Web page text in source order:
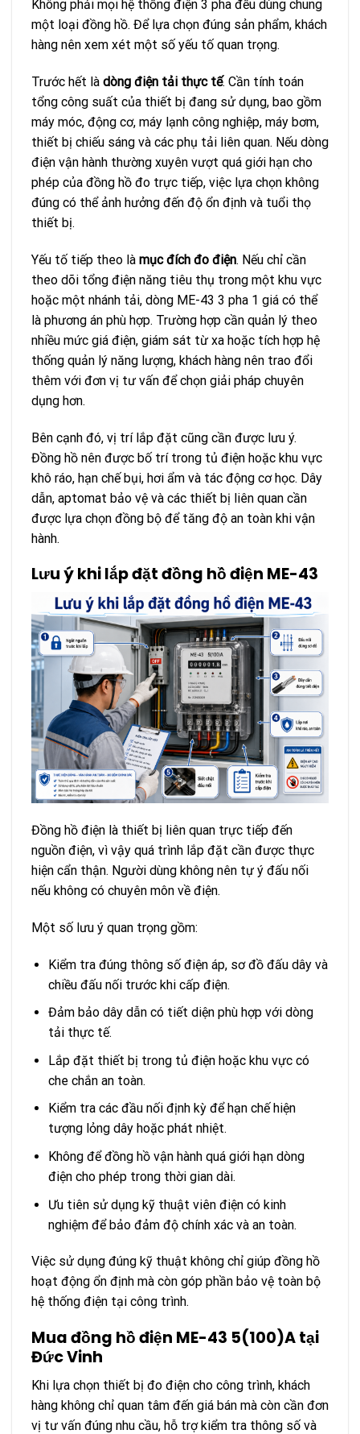
Không phải mọi hệ thống điện 3 pha đều dùng chung
một loại đồng hồ. Để lựa chọn đúng sản phẩm, khách
hàng nên xem xét một số yếu tố quan trọng.
Trước hết là dòng điện tải thực tế. Cần tính toán
tổng công suất của thiết bị đang sử dụng, bao gồm
máy móc, động cơ, máy lạnh công nghiệp, máy bơm,
thiết bị chiếu sáng và các phụ tải liên quan. Nếu dòng
điện vận hành thường xuyên vượt quá giới hạn cho
phép của đồng hồ đo trực tiếp, việc lựa chọn không
đúng có thể ảnh hưởng đến độ ổn định và tuổi thọ
thiết bị.
Yếu tố tiếp theo là mục đích đo điện. Nếu chỉ cần
theo dõi tổng điện năng tiêu thụ trong một khu vực
hoặc một nhánh tải, dòng ME-43 3 pha 1 giá có thể
là phương án phù hợp. Trường hợp cần quản lý theo
nhiều mức giá điện, giám sát từ xa hoặc tích hợp hệ
thống quản lý năng lượng, khách hàng nên trao đổi
thêm với đơn vị tư vấn để chọn giải pháp chuyên
dụng hơn.
Bên cạnh đó, vị trí lắp đặt cũng cần được lưu ý.
Đồng hồ nên được bố trí trong tủ điện hoặc khu vực
khô ráo, hạn chế bụi, hơi ẩm và tác động cơ học. Dây
dẫn, aptomat bảo vệ và các thiết bị liên quan cần
được lựa chọn đồng bộ để tăng độ an toàn khi vận
hành.
Lưu ý khi lắp đặt đồng hồ điện ME-43
Đồng hồ điện là thiết bị liên quan trực tiếp đến
nguồn điện, vì vậy quá trình lắp đặt cần được thực
hiện cẩn thận. Người dùng không nên tự ý đấu nối
nếu không có chuyên môn về điện.
Một số lưu ý quan trọng gồm:
Kiểm tra đúng thông số điện áp, sơ đồ đấu dây và
chiều đấu nối trước khi cấp điện.
Đảm bảo dây dẫn có tiết diện phù hợp với dòng
tải thực tế.
Lắp đặt thiết bị trong tủ điện hoặc khu vực có
che chắn an toàn.
Kiểm tra các đầu nối định kỳ để hạn chế hiện
tượng lỏng dây hoặc phát nhiệt.
Không để đồng hồ vận hành quá giới hạn dòng
điện cho phép trong thời gian dài.
Ưu tiên sử dụng kỹ thuật viên điện có kinh
nghiệm để bảo đảm độ chính xác và an toàn.
Việc sử dụng đúng kỹ thuật không chỉ giúp đồng hồ
hoạt động ổn định mà còn góp phần bảo vệ toàn bộ
hệ thống điện tại công trình.
Mua đồng hồ điện ME-43 5(100)A tại
Đức Vinh
Khi lựa chọn thiết bị đo điện cho công trình, khách
hàng không chỉ quan tâm đến giá bán mà còn cần đơn
vị tư vấn đúng nhu cầu, hỗ trợ kiểm tra thông số và